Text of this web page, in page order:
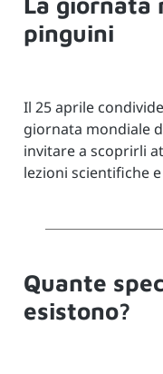
pinguini
Il 25 aprile
giornata mondiale
invitare a scoprirli
lezioni scientifiche
Quante
esistono?